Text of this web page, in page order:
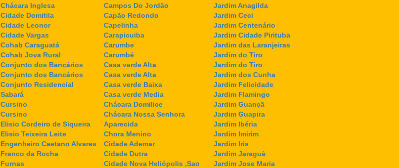
Chácara Inglesa
Cidade Domitila
Cidade Leonor
Cidade Vargas
Cohab Caraguatá
Cohab Jova Rural
Conjunto dos Bancários
Conjunto dos Bancários
Conjunto Residencial
Sabará
Cursino
Cursino
Elisio Cordeiro de Siqueira
Elisio Teixeira Leite
Engenheiro Caetano Alvares
Franco da Rocha
Furnas
Campos Do Jordão
Capão Redondo
Capelinha
Carapicuiba
Carumbe
Carumbé
Casa verde Alta
Casa verde Alta
Casa verde Baixa
Casa verde Media
Chácara Domilice
Chácara Nossa Senhora
Aparecida
Chora Menino
Cidade Ademar
Cidade Dutra
Cidade Nova Heliópolis ,Sao
Jardim Anagilda
Jardim Ceci
Jardim Centenário
Jardim Cidade Pirituba
Jardim das Laranjeiras
Jardim do Tiro
Jardim do Tiro
Jardim dos Cunha
Jardim Felicidade
Jardim Flamingo
Jardim Guançã
Jardim Guapira
Jardim Ibéria
Jardim Imirim
Jardim Iris
Jardim Jaraguá
Jardim Jose Maria